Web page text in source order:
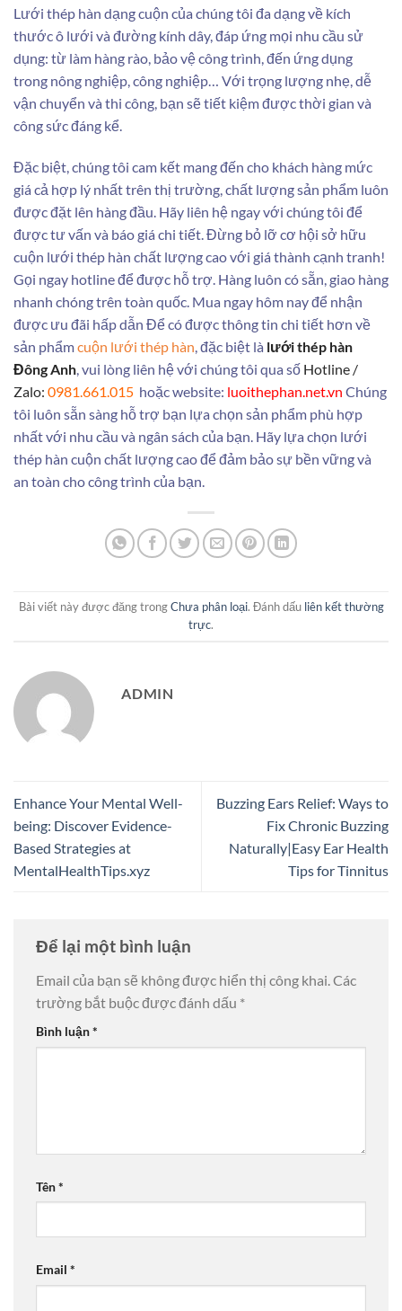
Lưới thép hàn dạng cuộn của chúng tôi đa dạng về kích
thước ô lưới và đường kính dây, đáp ứng mọi nhu cầu sử
dụng: từ làm hàng rào, bảo vệ công trình, đến ứng dụng
trong nông nghiệp, công nghiệp… Với trọng lượng nhẹ, dễ
vận chuyển và thi công, bạn sẽ tiết kiệm được thời gian và
công sức đáng kể.
Đặc biệt, chúng tôi cam kết mang đến cho khách hàng mức
giá cả hợp lý nhất trên thị trường, chất lượng sản phẩm luôn
được đặt lên hàng đầu. Hãy liên hệ ngay với chúng tôi để
được tư vấn và báo giá chi tiết. Đừng bỏ lỡ cơ hội sở hữu
cuộn lưới thép hàn chất lượng cao với giá thành cạnh tranh!
Gọi ngay hotline để được hỗ trợ. Hàng luôn có sẵn, giao hàng
nhanh chóng trên toàn quốc. Mua ngay hôm nay để nhận
được ưu đãi hấp dẫn Để có được thông tin chi tiết hơn về
sản phẩmcuộn lưới thép hàn , đặc biệt là lưới thép hàn
Đông Anh , vui lòng liên hệ với chúng tôi qua số Hotline /
Zalo: 0981.661.015 hoặc website: luoithephan.net.vn Chúng
tôi luôn sẵn sàng hỗ trợ bạn lựa chọn sản phẩm phù hợp
nhất với nhu cầu và ngân sách của bạn. Hãy lựa chọn lưới
thép hàn cuộn chất lượng cao để đảm bảo sự bền vững và
an toàn cho công trình của bạn.
Bài viết này được đăng trongChưa phân loại. Đánh dấu liên kết thường
trực.
ADMIN
Enhance Your Mental Well-
being: Discover Evidence-
Based Strategies at
MentalHealthTips.xyz
Buzzing Ears Relief: Ways to
Fix Chronic Buzzing
Naturally|Easy Ear Health
Tips for Tinnitus
Để lại một bình luận
Email của bạn sẽ không được hiển thị công khai. Các
trường bắt buộc được đánh dấu *
Bình luận*
Tên*
Email *